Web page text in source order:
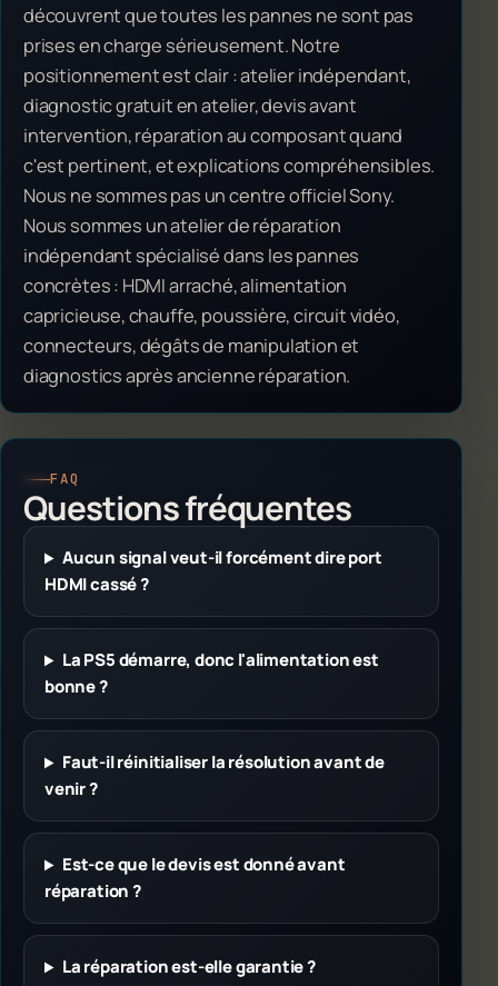
découvrent que toutes les pannes ne sont pas
prises en charge sérieusement. Notre
positionnement est clair : atelier indépendant,
diagnostic gratuit en atelier, devis avant
intervention, réparation au composant quand
c'est pertinent, et explications compréhensibles.
Nous ne sommes pas un centre officiel Sony.
Nous sommes un atelier de réparation
indépendant spécialisé dans les pannes
concrètes : HDMI arraché, alimentation
capricieuse, chauffe, poussière, circuit vidéo,
connecteurs, dégâts de manipulation et
diagnostics après ancienne réparation.
FAQ
Questions fréquentes
Aucun signal veut-il forcément dire port
HDMI cassé ?
La PS5 démarre, donc l'alimentation est
bonne ?
Faut-il réinitialiser la résolution avant de
venir ?
Est-ce que le devis est donné avant
réparation ?
La réparation est-elle garantie ?